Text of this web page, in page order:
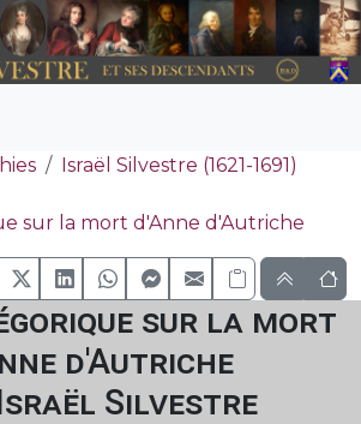
Israël Silvestre (1621-1691)
sur la mort d'Anne d'Autriche
sur la mort
d'Autriche
Silvestre